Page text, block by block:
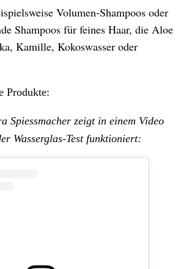
Volumen-Shampoos oder
Shampoos für feines Haar, die Aloe
Kamille, Kokoswasser oder
Produkte:
Spiessmacher zeigt in einem Video
Wasserglas-Test funktioniert: